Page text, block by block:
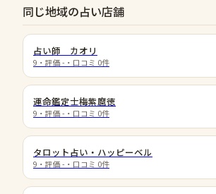
同じ地域の占い店舗
占い師 カオリ
9 ・評価 - ・口コミ 0件
運命鑑定士梅紫麿徳
9 ・評価 - ・口コミ 0件
タロット占い・ハッピーベル
9 ・評価 - ・口コミ 0件